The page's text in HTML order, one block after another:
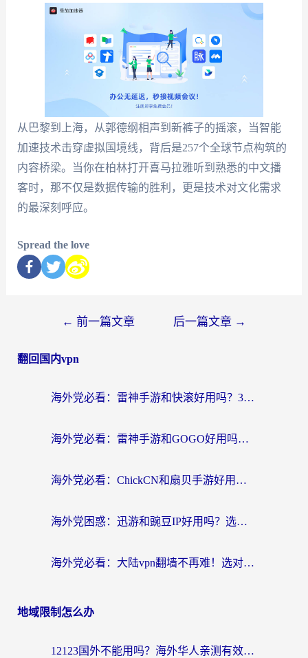
从巴黎到上海，从郭德纲相声到新裤子的摇滚，当智能
加速技术击穿虚拟国境线，背后是257个全球节点构筑的
内容桥梁。当你在柏林打开喜马拉雅听到熟悉的中文播
客时，那不仅是数据传输的胜利，更是技术对文化需求
的最深刻呼应。
Spread the love
← 前一篇文章 后一篇文章 →
翻回国内vpn
海外党必看：雷神手游和快滚好用吗？3步选对回国加速器无缝刷国内资源
海外党必看：雷神手游和GOGO好用吗？3步选对回国加速器，无缝刷剧玩原神
海外党必看：ChickCN和扇贝手游好用吗？3步选对回国加速器无缝刷国内资源
海外党困惑：迅游和豌豆IP好用吗？选对回国加速器，刷剧游戏再也不卡
海外党必看：大陆vpn翻墙不再难！选对加速器，无缝刷国内资源
地域限制怎么办
12123国外不能用吗？海外华人亲测有效的回国加速方案来了